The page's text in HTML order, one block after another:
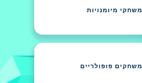
משחקי מיומנויות
משחקים פופולריים